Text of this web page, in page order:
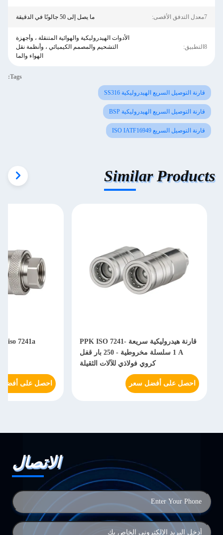
7معدل التدفق الأقصى: ما يصل إلى 50 جالونًا في الدقيقة
8التطبيق:
الأدوات الهيدروليكية والهوائية المتنقلة ، وأجهزة
التشحيم والمصمم الكيميائي ، وأنظمة نقل
الهواء والما
Tags:
قارنة التوصيل السريع الهيدروليكية SS316
قارنة التوصيل السريع الهيدروليكية BSP
قارنة التوصيل السريع ISO IATF16949
Similar Products
قارنة هيدروليكية سريعة PPK ISO 7241-
1 A سلسلة مخروطية - 250 بار قفل
كروي فولاذي للآلات الثقيلة
احصل على أفضل سعر احصل على
الاتصال